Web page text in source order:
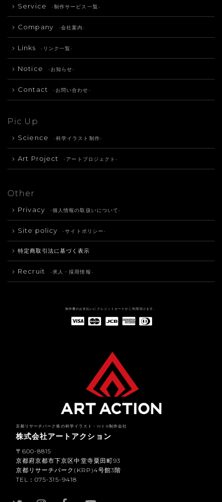
Service -制作サービス一覧-
Company -会社案内-
Links -リンク一覧-
Notice -お知らせ-
Contact -お問い合わせ-
Pic Up
Science -科学イラスト制作-
Art Project -アートプロジェクト-
Other
Privacy -個人情報の取扱いについて-
Site policy -サイトポリシー-
特定商取引法に基づく表示
Recruit -求人・採用情報-
制作費のお支払いにクレジットカードがご利用頂けます。
京都リサーチパーク発の科学イラスト・WEB制作会社
株式会社アートアクション
〒600-8815
京都府京都市下京区中堂寺粟田町93
京都リサーチパーク(KRP)4号館3階
TEL：075-315-9418